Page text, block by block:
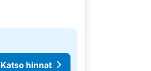
Katso hinnat